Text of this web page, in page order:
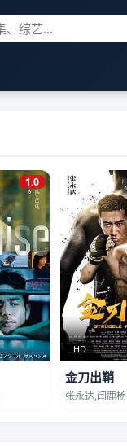
1.0
HD
金刀出鞘
张永达,闫鹿杨